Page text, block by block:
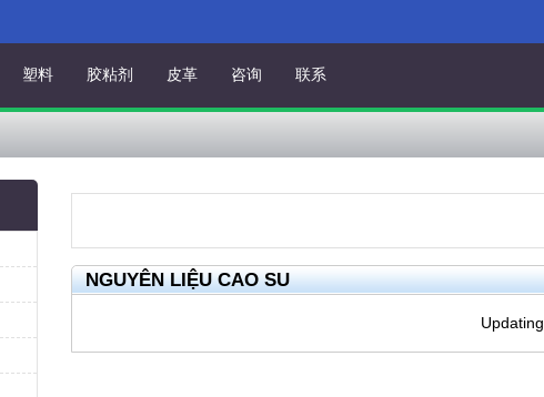
塑料 胶粘剂 皮革 咨询 联系
NGUYÊN LIỆU CAO SU
Updating